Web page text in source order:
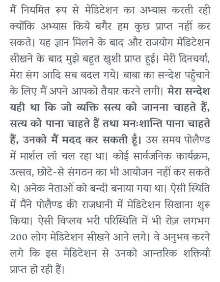
मैं नियमित रूप से मेडिटेशन का अभ्यास करती रही
क्योंकि अभ्यास किये बगैर हम कुछ प्राप्त नहीं कर
सकते। यह ज्ञान मिलने के बाद और राजयोग मेडिटेशन
सीखने के बाद मुझे बहुत खुशी प्राप्त हुई। मेरी दिनचर्या,
मेरा संग आदि सब बदल गये। बाबा का सन्देश पहुँचाने
के लिए मैं अपने आपको तैयार करने लगी।मेरा सन्देश
यही था कि जो व्यक्ति सत्य को जानना चाहते हैं,
सत्य को पाना चाहते हैं तथा मनःशान्ति पाना चाहते
हैं, उनको मैं मदद कर सकती हूँ। उस समय पोलैण्ड
में मार्शल लॉ चल रहा था। कोई सार्वजनिक कार्यक्रम,
उत्सव, छोटे-से संगठन का भी आयोजन नहीं कर सकते
थे। अनेक नेताओं को बन्दी बनाया गया था। ऐसी स्थिति
में मैंने पोलैण्ड की राजधानी में मेडिटेशन सिखाना शुरू
किया। ऐसी विप्लव भरी परिस्थिति में भी रोज़ लगभग
200 लोग मेडिटेशन सीखने आने लगे। वे अनुभव करने
लगे कि इस मेडिटेशन से उनको आन्तरिक शक्तियाँ
प्राप्त हो रही हैं।